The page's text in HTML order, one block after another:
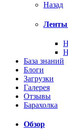
Назад
Ленты
База знаний
Блоги
Загрузки
Галерея
Отзывы
Барахолка
Обзор